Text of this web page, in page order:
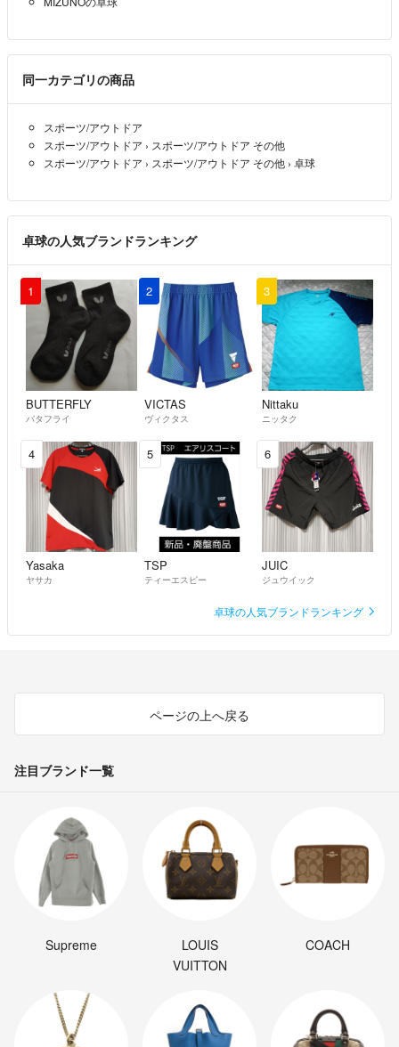
同一カテゴリの商品
スポーツ/アウトドア
スポーツ/アウトドア › スポーツ/アウトドア その他
スポーツ/アウトドア › スポーツ/アウトドア その他 › 卓球
卓球の人気ブランドランキング
1
BUTTERFLY
バタフライ
2
VICTAS
ヴィクタス
3
Nittaku
ニッタク
4
Yasaka
ヤサカ
5
TSP
ティーエスピー
6
JUIC
ジュウイック
卓球の人気ブランドランキング
ページの上へ戻る
注目ブランド一覧
Supreme
LOUIS
VUITTON
COACH